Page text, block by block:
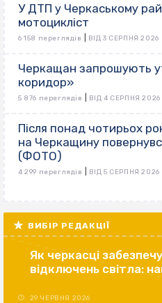
У ДТП у Черкаському
мотоцикліст
6 158 переглядів ВІД 3 СЕРПНЯ 2026
Черкащан запрошують
коридор»
5 876 переглядів ВІД 4 СЕРПНЯ 2026
Після понад чотирьох
на Черкащину
(ФОТО)
4 299 переглядів ВІД 5 СЕРПНЯ 2026
ВИБІР РЕДАКЦІЇ
Як черкасці
відключень світла:
29 ЧЕРВНЯ 2026